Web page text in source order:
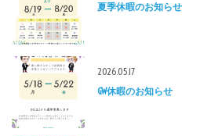
夏季休暇のお知らせ
2026.05.17
GW休暇のお知らせ